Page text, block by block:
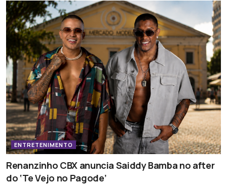
ENTRETENIMENTO
Renanzinho CBX anuncia Saiddy Bamba no after
do ‘Te Vejo no Pagode’